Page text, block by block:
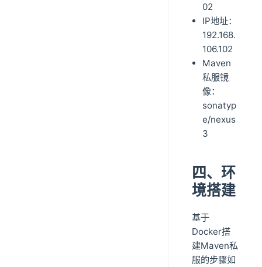
02
IP地址：
192.168.
106.102
Maven
私服镜
像：
sonatyp
e/nexus
3
四、环
境搭建
基于
Docker搭
建Maven私
服的步骤如